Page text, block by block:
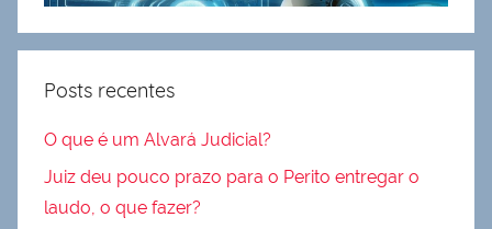
Posts recentes
O que é um Alvará Judicial?
Juiz deu pouco prazo para o Perito entregar o
laudo, o que fazer?